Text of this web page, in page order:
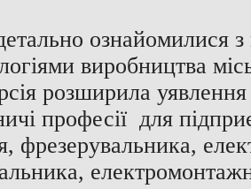
ознайомилися
виробництва
розширила
професії для
фрезерувальника,